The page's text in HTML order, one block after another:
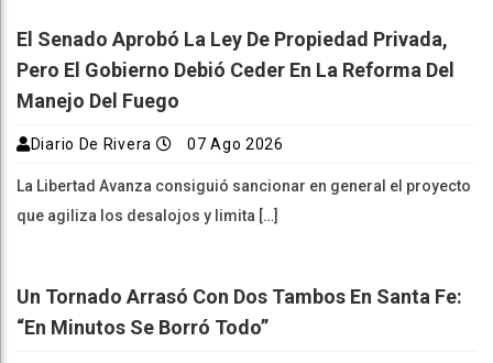
El Senado Aprobó La Ley De Propiedad Privada,
Pero El Gobierno Debió Ceder En La Reforma Del
Manejo Del Fuego
Diario De Rivera 07 Ago 2026
La Libertad Avanza consiguió sancionar en general el proyecto
que agiliza los desalojos y limita […]
Un Tornado Arrasó Con Dos Tambos En Santa Fe:
“En Minutos Se Borró Todo”